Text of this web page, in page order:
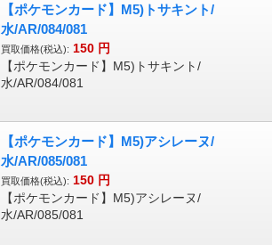
【ポケモンカード】M5)トサキント/
水/AR/084/081
買取価格(税込): 150 円
【ポケモンカード】M5)トサキント/
水/AR/084/081
【ポケモンカード】M5)アシレーヌ/
水/AR/085/081
買取価格(税込): 150 円
【ポケモンカード】M5)アシレーヌ/
水/AR/085/081